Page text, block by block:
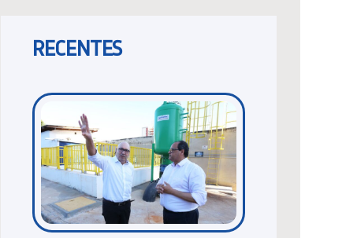
RECENTES